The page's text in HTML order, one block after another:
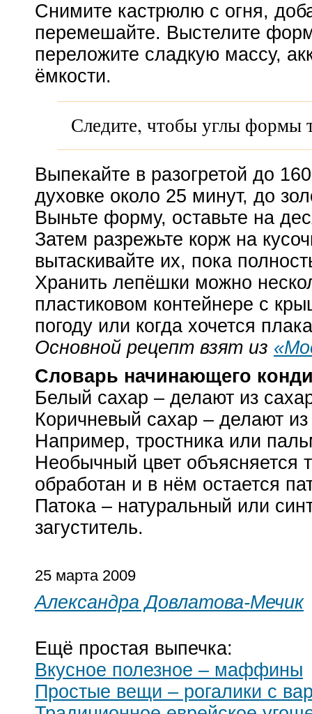
Снимите кастрюлю с огня,
перемешайте. Выстелите
переложите сладкую массу,
ёмкости.
Следите, чтобы углы формы
Выпекайте в разогретой до
духовке около 25 минут, до
Выньте форму, оставьте на
Затем разрежьте корж на
вытаскивайте их, пока
Хранить лепёшки можно
пластиковом контейнере с
погоду или когда хочется
Основной рецепт взят из
Словарь начинающего
Белый сахар – делают из
Коричневый сахар – делают
Например, тростника или
Необычный цвет объясняется
обработан и в нём остается
Патока – натуральный или
загуститель.
25 марта 2009
Александра Довлатова-Мечик
Ещё простая выпечка:
Вкусное полезное – маффины
Простые вещи – рогалики с